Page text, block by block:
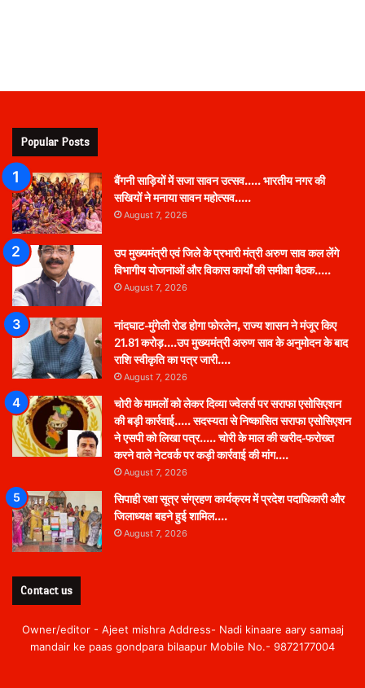
Popular Posts
बैंगनी साड़ियों में सजा सावन उत्सव….. भारतीय नगर की
सखियों ने मनाया सावन महोत्सव…..
August 7, 2026
उप मुख्यमंत्री एवं जिले के प्रभारी मंत्री अरुण साव कल लेंगे
विभागीय योजनाओं और विकास कार्यों की समीक्षा बैठक…..
August 7, 2026
नांदघाट-मुंगेली रोड होगा फोरलेन, राज्य शासन ने मंजूर किए
21.81 करोड़….उप मुख्यमंत्री अरुण साव के अनुमोदन के बाद
राशि स्वीकृति का पत्र जारी….
August 7, 2026
चोरी के मामलों को लेकर दिव्या ज्वेलर्स पर सराफा एसोसिएशन
की बड़ी कार्रवाई….. सदस्यता से निष्कासित सराफा एसोसिएशन
ने एसपी को लिखा पत्र….. चोरी के माल की खरीद-फरोख्त
करने वाले नेटवर्क पर कड़ी कार्रवाई की मांग….
August 7, 2026
सिपाही रक्षा सूत्र संग्रहण कार्यक्रम में प्रदेश पदाधिकारी और
जिलाध्यक्ष बहने हुई शामिल….
August 7, 2026
Contact us
Owner/editor - Ajeet mishra Address- Nadi kinaare aary samaaj
mandair ke paas gondpara bilaapur Mobile No.- 9872177004